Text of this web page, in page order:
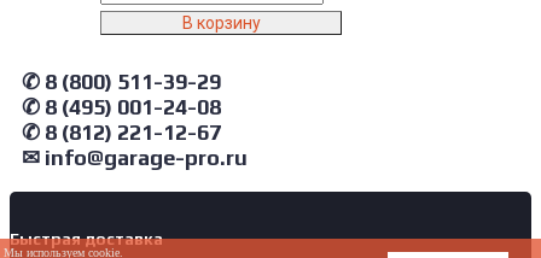
Мы используем cookie.
товара
4523A(G)
Станок
балансировочный
автомат
с
дисплеем,
серый
В корзину
✆ 8 (800) 511-39-29
✆ 8 (495) 001-24-08
✆ 8 (812) 221-12-67
✉ info@garage-pro.ru
Быстрая доставка